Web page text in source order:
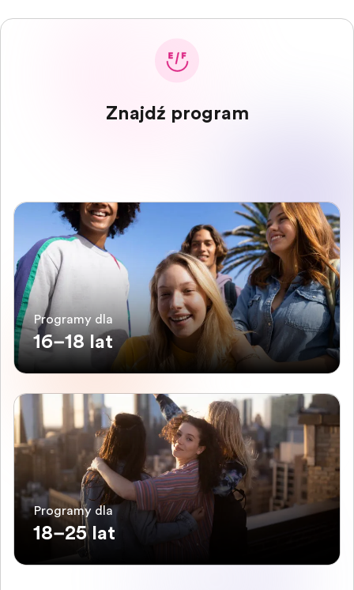
Znajdź program
Programy dla
16–18 lat
Programy dla
18–25 lat